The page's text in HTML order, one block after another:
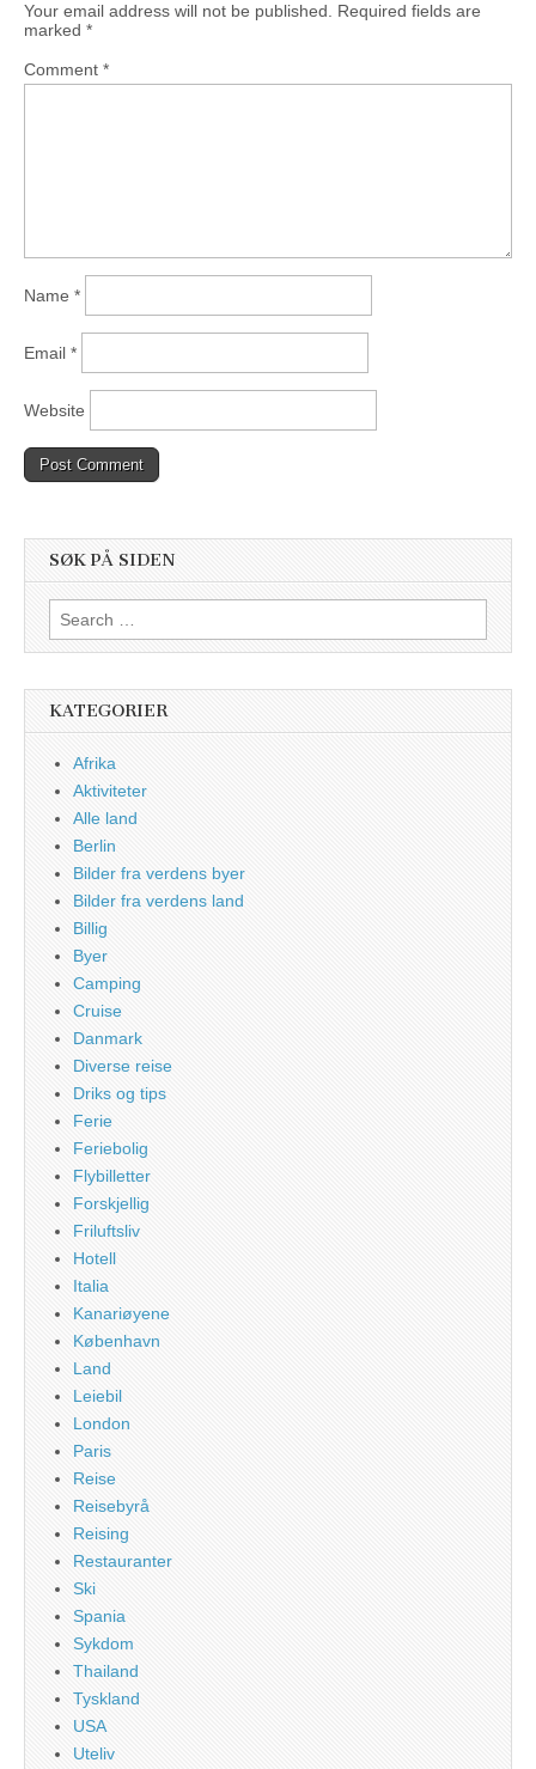
Your email address will not be published. Required fields are
marked *
Comment *
Name *
Email *
Website
SØK PÅ SIDEN
Search
for:
KATEGORIER
Afrika
Aktiviteter
Alle land
Berlin
Bilder fra verdens byer
Bilder fra verdens land
Billig
Byer
Camping
Cruise
Danmark
Diverse reise
Driks og tips
Ferie
Feriebolig
Flybilletter
Forskjellig
Friluftsliv
Hotell
Italia
Kanariøyene
København
Land
Leiebil
London
Paris
Reise
Reisebyrå
Reising
Restauranter
Ski
Spania
Sykdom
Thailand
Tyskland
USA
Uteliv